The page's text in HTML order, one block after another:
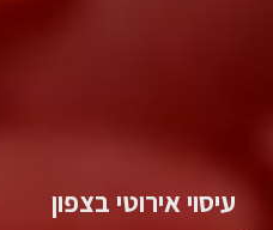
עיסוי אירוטי בצפון